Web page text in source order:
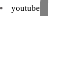
youtube